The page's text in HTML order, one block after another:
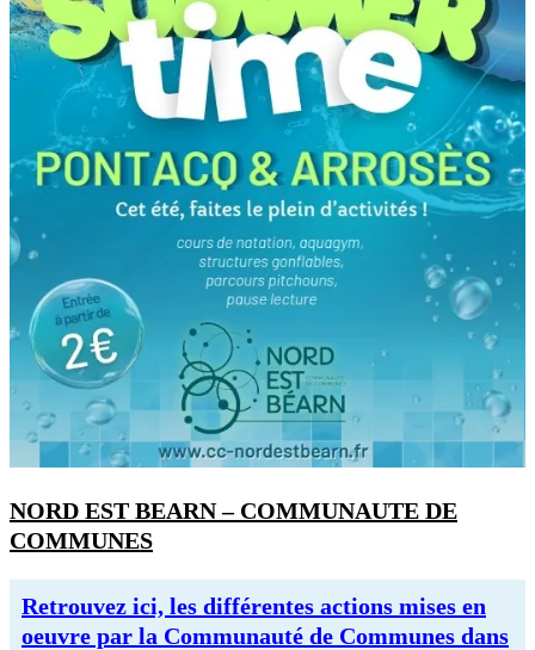
NORD EST BEARN – COMMUNAUTE DE
COMMUNES
Retrouvez ici, les différentes actions mises en
oeuvre par la Communauté de Communes dans